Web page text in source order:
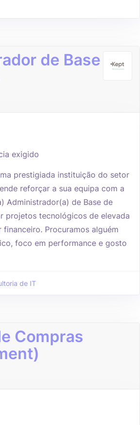
de Base
exigido
prestigiada instituição do setor
reforçar a sua equipa com a
Administrador(a) de Base de
projetos tecnológicos de elevada
Procuramos alguém
foco em performance e gosto
de IT
Compras